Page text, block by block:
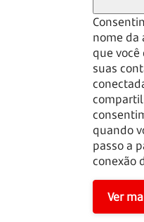
nome da
que você
suas
quando
passo a
conexão
Ver